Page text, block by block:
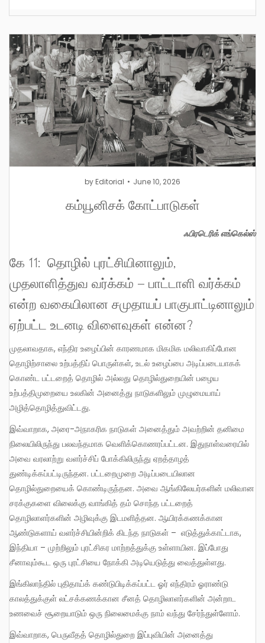
by Editorial June 10, 2026
கம்யூனிசக் கோட்பாடுகள்
ஃபிரடெரிக் எங்கெல்ஸ்
கே 11: தொழில் புரட்சியினாலும்,
முதலாளித்துவ வர்க்கம் – பாட்டாளி வர்க்கம்
என்ற வகையிலான சமுதாயப் பாகுபாட்டினாலும்
ஏற்பட்ட உடனடி விளைவுகள் என்ன?
முதலாவதாக, எந்திர உழைப்பின் காரணமாக மிகமிக மலிவாகிப்போன
தொழிற்சாலை உற்பத்திப் பொருள்கள், உடல் உழைப்பை அடிப்படையாகக்
கொண்ட பட்டறைத் தொழில் அல்லது தொழில்துறையின் பழைய
உற்பத்திமுறையை உலகின் அனைத்து நாடுகளிலும் முழுமையாய்
அழித்தொழித்துவிட்டது.
இவ்வாறாக, அரை-அநாகரிக நாடுகள் அனைத்தும் அவற்றின் தனிமை
நிலையிலிருந்து பலவந்தமாக வெளிக்கொணரப்பட்டன. இதுநாள்வரையில்
அவை வரலாற்று வளர்ச்சிப் போக்கிலிருந்து ஏறத்தாழத்
துண்டிக்கப்பட்டிருந்தன. பட்டறைமுறை அடிப்படையிலான
தொழில்துறையைக் கொண்டிருந்தன. அவை ஆங்கிலேயர்களின் மலிவான
சரக்குகளை விலைக்கு வாங்கித் தம் சொந்த பட்டறைத்
தொழிலாளர்களின் அழிவுக்கு இடமளித்தன. ஆயிரக்கணக்கான
ஆண்டுகளாய் வளர்ச்சியின்றிக் கிடந்த நாடுகள் – எடுத்துக்காட்டாக,
இந்தியா – முற்றிலும் புரட்சிகர மாற்றத்துக்கு உள்ளாயின. இப்போது
சீனாவும்கூட ஒரு புரட்சியை நோக்கி அடியெடுத்து வைத்துள்ளது.
இங்கிலாந்தில் புதிதாய்க் கண்டுபிடிக்கப்பட்ட ஓர் எந்திரம் ஓராண்டு
காலத்துக்குள் லட்சக்கணக்கான சீனத் தொழிலாளர்களின் அன்றாட
உணவைச் சூறையாடும் ஒரு நிலைமைக்கு நாம் வந்து சேர்ந்துள்ளோம்.
இவ்வாறாக, பெருவீதத் தொழில்துறை இப்புவியின் அனைத்து